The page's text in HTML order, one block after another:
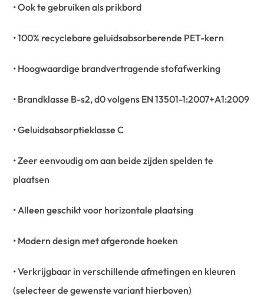
• Ook te gebruiken als prikbord
• 100% recyclebare geluidsabsorberende PET-kern
• Hoogwaardige brandvertragende stofafwerking
• Brandklasse B-s2, d0 volgens EN 13501-1:2007+A1:2009
• Geluidsabsorptieklasse C
• Zeer eenvoudig om aan beide zijden spelden te
plaatsen
• Alleen geschikt voor horizontale plaatsing
• Modern design met afgeronde hoeken
• Verkrijgbaar in verschillende afmetingen en kleuren
(selecteer de gewenste variant hierboven)